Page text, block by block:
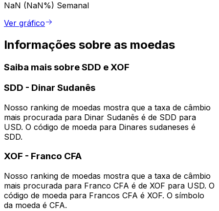
NaN (NaN%) Semanal
Ver gráfico
Informações sobre as moedas
Saiba mais sobre SDD e XOF
SDD - Dinar Sudanês
Nosso ranking de moedas mostra que a taxa de câmbio
mais procurada para Dinar Sudanês é de SDD para
USD. O código de moeda para Dinares sudaneses é
SDD.
XOF - Franco CFA
Nosso ranking de moedas mostra que a taxa de câmbio
mais procurada para Franco CFA é de XOF para USD. O
código de moeda para Francos CFA é XOF. O símbolo
da moeda é CFA.